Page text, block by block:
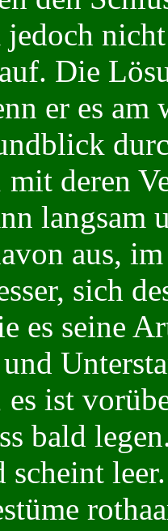
jedoch
Die
er es am
mit deren
aus,
sich
es seine
ist
bald
scheint